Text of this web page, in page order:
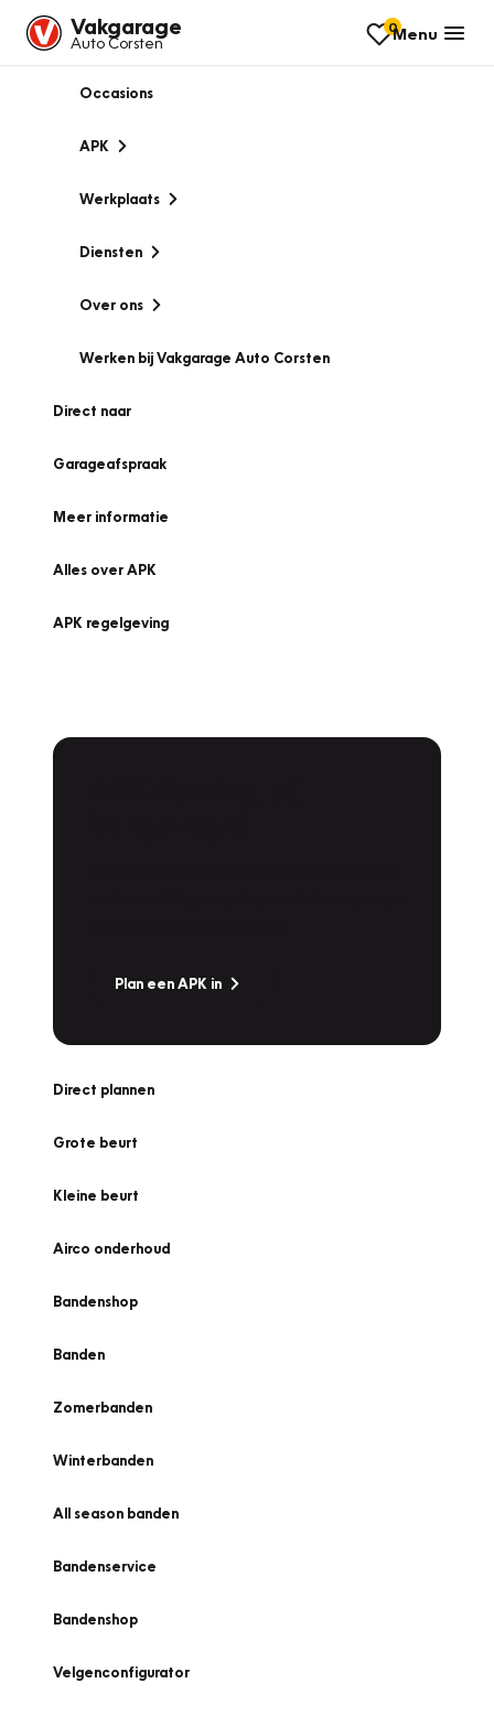
Vakgarage
Auto Corsten
0Menu
Occasions
APK
Werkplaats
Diensten
Over ons
Werken bij Vakgarage Auto Corsten
Direct naar
Garageafspraak
Meer informatie
Alles over APK
APK regelgeving
Plan een APK in
Direct plannen
Grote beurt
Kleine beurt
Airco onderhoud
Bandenshop
Banden
Zomerbanden
Winterbanden
All season banden
Bandenservice
Bandenshop
Velgenconfigurator